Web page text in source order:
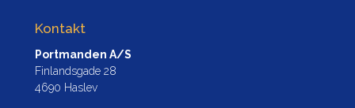
Kontakt
Portmanden A/S
Finlandsgade 28
4690 Haslev